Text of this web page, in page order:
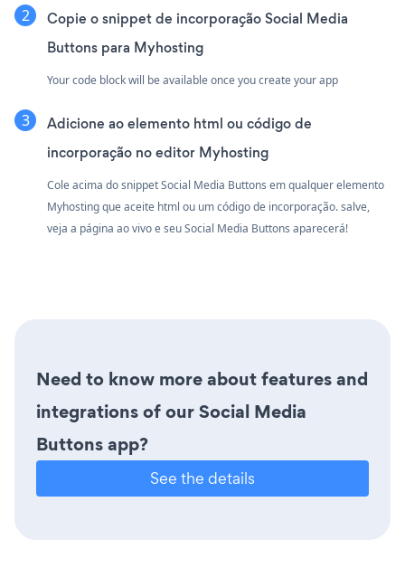
Copie o snippet de incorporação Social Media
Buttons para Myhosting
Your code block will be available once you create your app
Adicione ao elemento html ou código de
incorporação no editor Myhosting
Cole acima do snippet Social Media Buttons em qualquer elemento
Myhosting que aceite html ou um código de incorporação. salve,
veja a página ao vivo e seu Social Media Buttons aparecerá!
Need to know more about features and
integrations of our Social Media
Buttons app?
See the details